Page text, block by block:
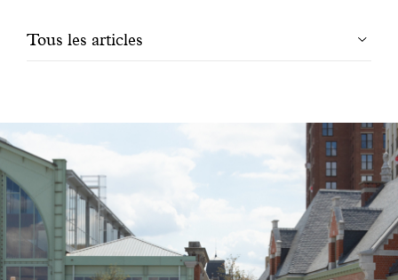
Manifesto
Dandoy Family
Filtrer
Tous les articles